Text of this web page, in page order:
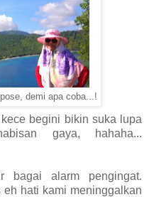
demi apa coba...!
begini bikin suka lupa
gaya, hahaha...
bagai alarm pengingat.
hati kami meninggalkan